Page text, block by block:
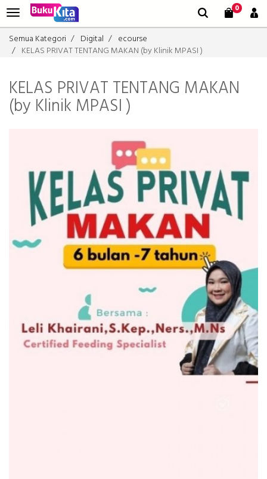
0
Semua Kategori Digital
ecourse
KELAS PRIVAT TENTANG MAKAN (by Klinik MPASI )
KELAS PRIVAT TENTANG MAKAN
(by Klinik MPASI )